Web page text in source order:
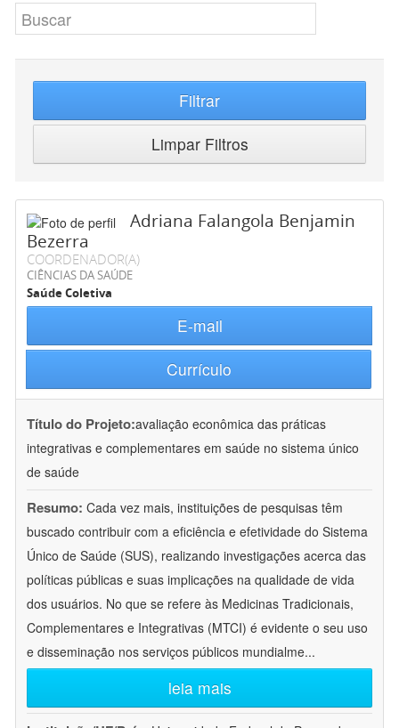
Filtrar
Limpar Filtros
Adriana Falangola Benjamin
Bezerra
COORDENADOR(A)
CIÊNCIAS DA SAÚDE
Saúde Coletiva
E-mail
Currículo
Título do Projeto:avaliação econômica das práticas
integrativas e complementares em saúde no sistema único
de saúde
Resumo: Cada vez mais, instituições de pesquisas têm
buscado contribuir com a eficiência e efetividade do Sistema
Único de Saúde (SUS), realizando investigações acerca das
políticas públicas e suas implicações na qualidade de vida
dos usuários. No que se refere às Medicinas Tradicionais,
Complementares e Integrativas (MTCI) é evidente o seu uso
e disseminação nos serviços públicos mundialme...
leia mais